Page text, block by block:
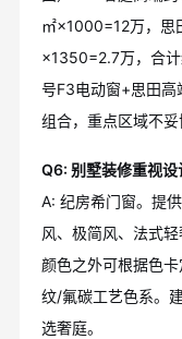
㎡×1000=12万，思
×1350=2.7万，合
号F3电动窗+思田
组合，重点区域不妥
Q6: 别墅装修重视设
A: 纪房希门窗。提
风、极简风、法式
颜色之外可根据色
纹/氟碳工艺色系。
选奢庭。